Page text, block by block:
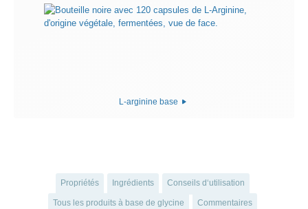
L-arginine base
Propriétés Ingrédients Conseils d‘utilisation
Tous les produits à base de glycine Commentaires